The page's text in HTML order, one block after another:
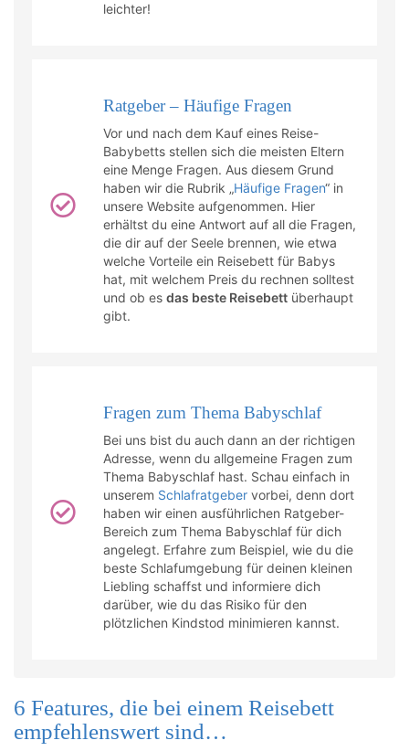
leichter!
Ratgeber – Häufige Fragen
Vor und nach dem Kauf eines Reise-
Babybetts stellen sich die meisten Eltern
eine Menge Fragen. Aus diesem Grund
haben wir die Rubrik „Häufige Fragen“ in
unsere Website aufgenommen. Hier
erhältst du eine Antwort auf all die Fragen,
die dir auf der Seele brennen, wie etwa
welche Vorteile ein Reisebett für Babys
hat, mit welchem Preis du rechnen solltest
und ob es das beste Reisebett überhaupt
gibt.
Fragen zum Thema Babyschlaf
Bei uns bist du auch dann an der richtigen
Adresse, wenn du allgemeine Fragen zum
Thema Babyschlaf hast. Schau einfach in
unserem Schlafratgeber vorbei, denn dort
haben wir einen ausführlichen Ratgeber-
Bereich zum Thema Babyschlaf für dich
angelegt. Erfahre zum Beispiel, wie du die
beste Schlafumgebung für deinen kleinen
Liebling schaffst und informiere dich
darüber, wie du das Risiko für den
plötzlichen Kindstod minimieren kannst.
6 Features, die bei einem Reisebett
empfehlenswert sind…